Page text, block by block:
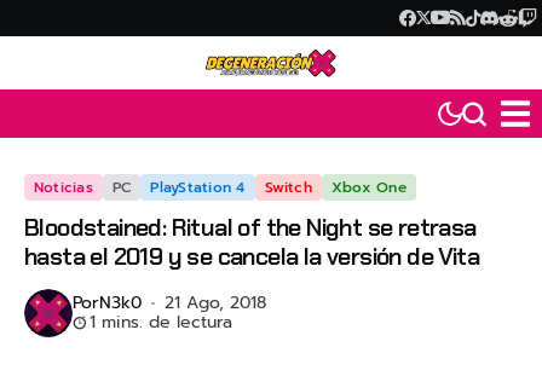
Noticias PC PlayStation 4 Switch Xbox One
Bloodstained: Ritual of the Night se retrasa
hasta el 2019 y se cancela la versión de Vita
PorN3k0 21 Ago, 2018
1 mins. de lectura